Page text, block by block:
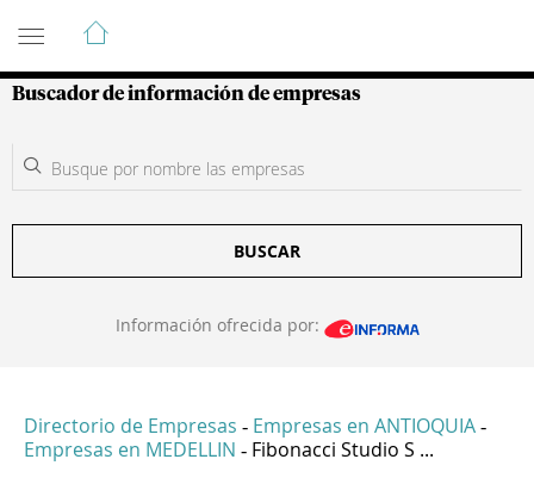
Guía de Empresas Colombianas
Buscador de información de empresas
BUSCAR
Información ofrecida por:
Directorio de Empresas - Empresas en ANTIOQUIA -
Empresas en MEDELLIN - Fibonacci Studio S ...